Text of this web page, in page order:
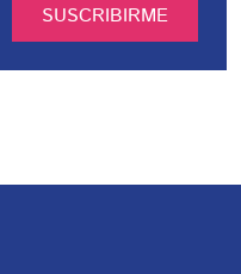
SUSCRIBIRME